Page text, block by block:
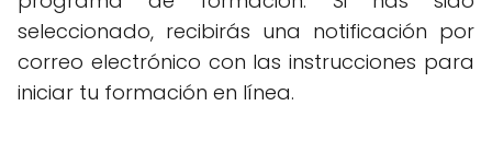
seleccionado, recibirás una notificación por
correo electrónico con las instrucciones para
iniciar tu formación en línea.